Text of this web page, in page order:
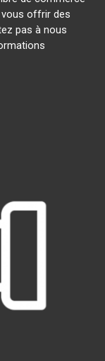
offrir des
pas à nous